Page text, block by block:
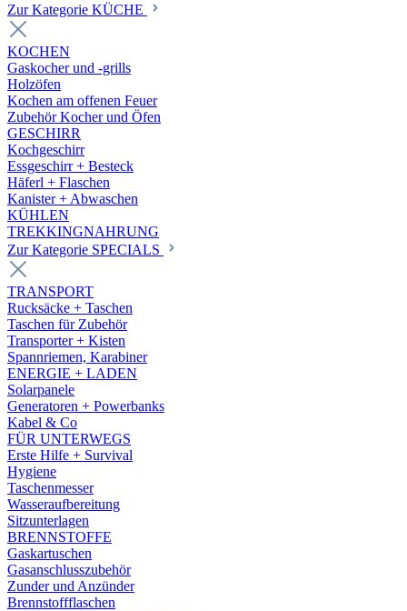
Zur Kategorie KÜCHE
KOCHEN
Gaskocher und -grills
Holzöfen
Kochen am offenen Feuer
Zubehör Kocher und Öfen
GESCHIRR
Kochgeschirr
Essgeschirr + Besteck
Häferl + Flaschen
Kanister + Abwaschen
KÜHLEN
TREKKINGNAHRUNG
Zur Kategorie SPECIALS
TRANSPORT
Rucksäcke + Taschen
Taschen für Zubehör
Transporter + Kisten
Spannriemen, Karabiner
ENERGIE + LADEN
Solarpanele
Generatoren + Powerbanks
Kabel & Co
FÜR UNTERWEGS
Erste Hilfe + Survival
Hygiene
Taschenmesser
Wasseraufbereitung
Sitzunterlagen
BRENNSTOFFE
Gaskartuschen
Gasanschlusszubehör
Zunder und Anzünder
Brennstoffflaschen